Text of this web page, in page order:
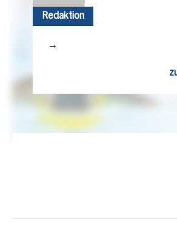
Redaktion
→